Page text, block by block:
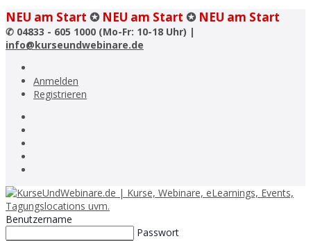
NEU am Start ✪ NEU am Start ✪ NEU am Start
✆ 04833 - 605 1000 (Mo-Fr: 10-18 Uhr) |
info@kurseundwebinare.de
Anmelden
Registrieren
Benutzername
Passwort